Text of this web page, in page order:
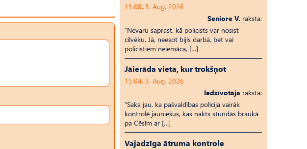
15:08, 5. Aug, 2026
Seniore V. raksta:
“Nevaru saprast, kā policists var nosist
cilvēku. Jā, neesot bijis darbā, bet vai
policistiem neiemāca, […]
Jāierāda vieta, kur trokšņot
15:04, 3. Aug, 2026
Iedzīvotāja raksta:
“Saka jau, ka pašvaldības policija vairāk
kontrolē jauniešus, kas nakts stundās braukā
pa Cēsīm ar […]
Vajadzīga ātruma kontrole